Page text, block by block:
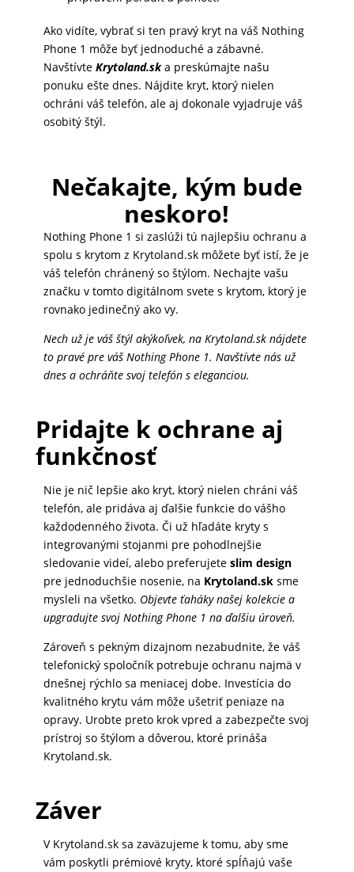
Ako vidíte, vybrať si ten pravý kryt na váš Nothing
Phone 1 môže byť jednoduché a zábavné.
Navštívte Krytoland.ska preskúmajte našu
ponuku ešte dnes. Nájdite kryt, ktorý nielen
ochráni váš telefón, ale aj dokonale vyjadruje váš
osobitý štýl.
Nečakajte, kým bude
neskoro!
Nothing Phone 1 si zaslúži tú najlepšiu ochranu a
spolu s krytom z Krytoland.sk môžete byť istí, že je
váš telefón chránený so štýlom. Nechajte vašu
značku v tomto digitálnom svete s krytom, ktorý je
rovnako jedinečný ako vy.
Nech už je váš štýl akýkoľvek, na Krytoland.sk nájdete
to pravé pre váš Nothing Phone 1. Navštívte nás už
dnes a ochráňte svoj telefón s eleganciou.
Pridajte k ochrane aj
funkčnosť
Nie je nič lepšie ako kryt, ktorý nielen chráni váš
telefón, ale pridáva aj ďalšie funkcie do vášho
každodenného života. Či už hľadáte kryty s
integrovanými stojanmi pre pohodlnejšie
sledovanie videí, alebo preferujete slim design
pre jednoduchšie nosenie, na Krytoland.sksme
mysleli na všetko. Objevte ťaháky našej kolekcie a
upgradujte svoj Nothing Phone 1 na ďalšiu úroveň.
Zároveň s pekným dizajnom nezabudnite, že váš
telefonický spoločník potrebuje ochranu najmä v
dnešnej rýchlo sa meniacej dobe. Investícia do
kvalitného krytu vám môže ušetriť peniaze na
opravy. Urobte preto krok vpred a zabezpečte svoj
prístroj so štýlom a dôverou, ktoré prináša
Krytoland.sk.
Záver
V Krytoland.sk sa zaväzujeme k tomu, aby sme
vám poskytli prémiové kryty, ktoré spĺňajú vaše